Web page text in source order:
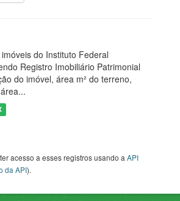
do Instituto Federal
Registro Imobiliário Patrimonial
do imóvel, área m² do terreno,
acesso a esses registros usando aAPI
da API).